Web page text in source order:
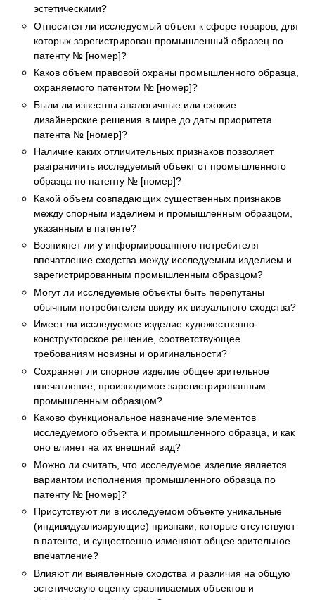
эстетическими?
Относится ли исследуемый объект к сфере товаров, для
которых зарегистрирован промышленный образец по
патенту № [номер]?
Каков объем правовой охраны промышленного образца,
охраняемого патентом № [номер]?
Были ли известны аналогичные или схожие
дизайнерские решения в мире до даты приоритета
патента № [номер]?
Наличие каких отличительных признаков позволяет
разграничить исследуемый объект от промышленного
образца по патенту № [номер]?
Какой объем совпадающих существенных признаков
между спорным изделием и промышленным образцом,
указанным в патенте?
Возникнет ли у информированного потребителя
впечатление сходства между исследуемым изделием и
зарегистрированным промышленным образцом?
Могут ли исследуемые объекты быть перепутаны
обычным потребителем ввиду их визуального сходства?
Имеет ли исследуемое изделие художественно-
конструкторское решение, соответствующее
требованиям новизны и оригинальности?
Сохраняет ли спорное изделие общее зрительное
впечатление, производимое зарегистрированным
промышленным образцом?
Каково функциональное назначение элементов
исследуемого объекта и промышленного образца, и как
оно влияет на их внешний вид?
Можно ли считать, что исследуемое изделие является
вариантом исполнения промышленного образца по
патенту № [номер]?
Присутствуют ли в исследуемом объекте уникальные
(индивидуализирующие) признаки, которые отсутствуют
в патенте, и существенно изменяют общее зрительное
впечатление?
Влияют ли выявленные сходства и различия на общую
эстетическую оценку сравниваемых объектов и